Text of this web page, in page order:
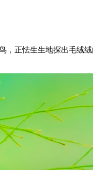
正怯生生地探出毛绒